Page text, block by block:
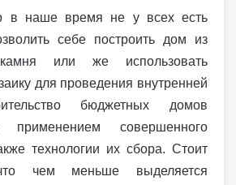
в наше время не у всех есть
себе построить дом из
камня или же использовать
для проведения внутренней
бюджетных домов
применением совершенного
технологии их сбора. Стоит
что чем меньше выделяется